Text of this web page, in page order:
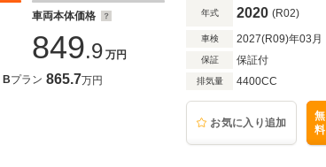
メラ車両本体価格
849.9 万円
Bプラン 865.7万円
年式 2020 (R02)
車検 2027(R09)年03月
保証 保証付
排気量 4400CC
お気に入り追加
無
料